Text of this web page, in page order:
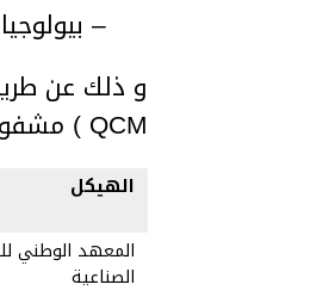
–
و ذلك عن
QCM ) مشفوعة بإختبـــار شفاهــي.
الهيكل
المعهد الوطني
الصناعية